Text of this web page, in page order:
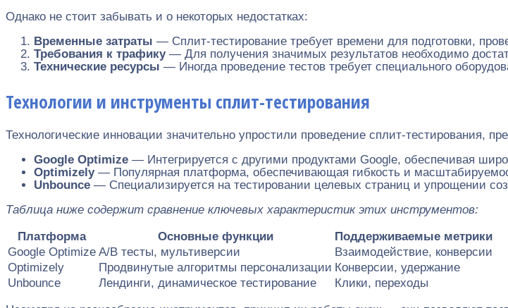
Однако не стоит забывать и о некоторых недостатках:
Временные затраты — Сплит-тестирование требует времени для подготовки,
Требования к трафику— Для получения значимых результатов необходимо
Технические ресурсы — Иногда проведение тестов требует специального
Технологии и инструменты сплит-тестирования
Технологические инновации значительно упростили проведение сплит-
Google Optimize — Интегрируется с другими продуктами Google, обеспечивая
Optimizely— Популярная платформа, обеспечивающая гибкость и
Unbounce — Специализируется на тестировании целевых страниц и упрощении
Таблица ниже содержит сравнение ключевых характеристик этих инструментов:
Платформа
Основные функции
Поддерживаемые метрики
Google Optimize A/B тесты, мультиверсии
Взаимодействие, конверсии
Optimizely
Продвинутые алгоритмы персонализации Конверсии, удержание
Unbounce
Лендинги, динамическое тестирование
Клики, переходы